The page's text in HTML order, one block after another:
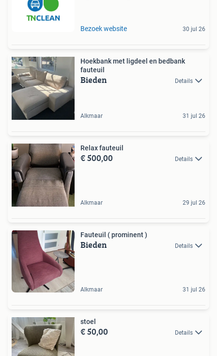
Bezoek website 30 jul 26
Hoekbank met ligdeel en bedbank
fauteuil
Bieden Details
Alkmaar 31 jul 26
Relax fauteuil
€ 500,00 Details
Alkmaar 29 jul 26
Fauteuil ( prominent )
Bieden Details
Alkmaar 31 jul 26
stoel
€ 50,00 Details